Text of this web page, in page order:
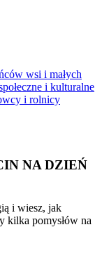
wsi i małych
i kulturalne
i rolnicy
NA DZIEŃ
i wiesz, jak
kilka pomysłów na